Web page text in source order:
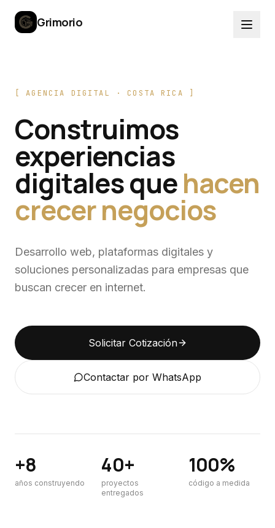
Grimorio
[ AGENCIA DIGITAL · COSTA RICA ]
Construimos
experiencias
digitales quehacen
crecer negocios
Desarrollo web, plataformas digitales y
soluciones personalizadas para empresas que
buscan crecer en internet.
Solicitar Cotización
Contactar por WhatsApp
+8
años construyendo
40+
proyectos
entregados
100%
código a medida